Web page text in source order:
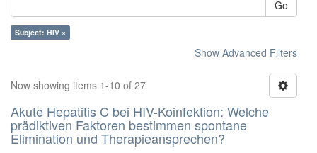
Go
Subject: HIV ×
Show Advanced Filters
Now showing items 1-10 of 27
Akute Hepatitis C bei HIV-Koinfektion: Welche
prädiktiven Faktoren bestimmen spontane
Elimination und Therapieansprechen?